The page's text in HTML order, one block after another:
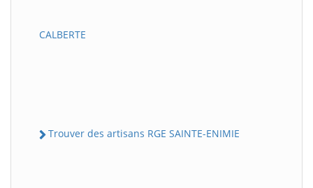
CALBERTE
Trouver des artisans RGE SAINTE-ENIMIE